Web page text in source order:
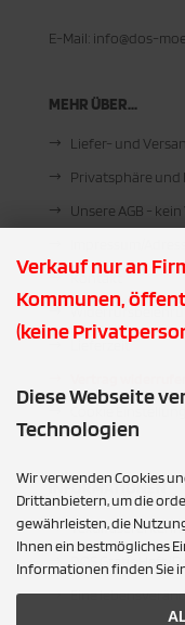
E-Mail: info@dos-
MEHR ÜBER...
Liefer- und
Privatsphäre und
Unsere AGB -
Kontakt
Lieferzeit
INFORMATIONEN
DOS Gratis Heft
Eine
Verkauf nur an
Kommunen,
(keine
Diese Webseite
Technologien
Wir verwenden Cookies
Drittanbietern, um die
gewährleisten, die
Ihnen ein bestmögliches
Informationen finden Sie